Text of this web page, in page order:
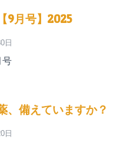
9月号】2025
日
号
、備えていますか？
日